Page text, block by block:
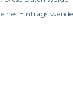
Eintrags